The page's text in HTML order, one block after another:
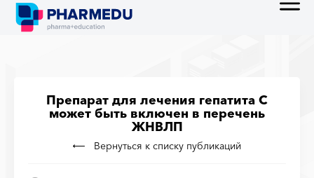
Препарат для лечения гепатита С
может быть включен в перечень
ЖНВЛП
Вернуться к списку публикаций